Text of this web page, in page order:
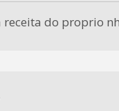
do proprio